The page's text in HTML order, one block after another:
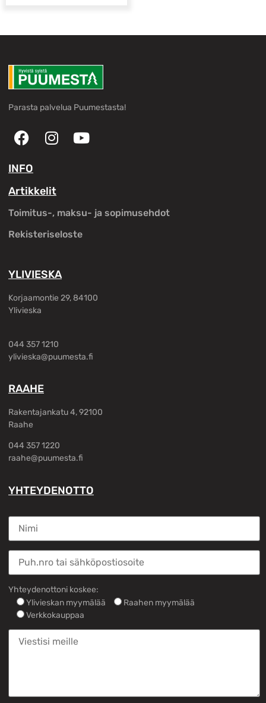
Parasta palvelua Puumestasta!
INFO
Artikkelit
Toimitus-, maksu- ja sopimusehdot
Rekisteriseloste
YLIVIESKA
Korjaamontie 29, 84100
Ylivieska
044 357 1210
ylivieska@puumesta.fi
RAAHE
Rakentajankatu 4, 92100
Raahe
044 357 1220
raahe@puumesta.fi
YHTEYDENOTTO
Yhteydenottoni koskee:
Ylivieskan myymälää
Raahen myymälää
Verkkokauppaa